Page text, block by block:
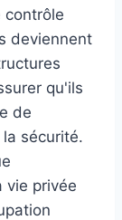
contrôle
deviennent
qu'ils
de
sécurité.
vie privée